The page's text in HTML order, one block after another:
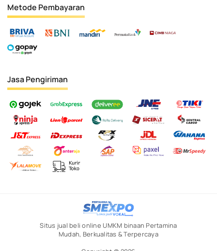
Metode Pembayaran
Jasa Pengiriman
Situs jual beli online UMKM binaan Pertamina
Mudah, Berkualitas & Terpercaya